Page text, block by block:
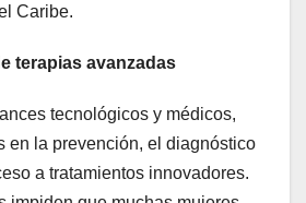
Caribe.
terapias avanzadas
tecnológicos y médicos,
en la prevención, el diagnóstico
a tratamientos innovadores.